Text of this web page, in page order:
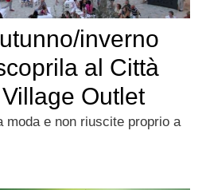
inverno
al Città
Outlet
moda e non riuscite proprio a